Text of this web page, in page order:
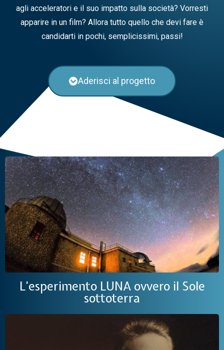
agli acceleratori e il suo impatto sulla società? Vorresti
apparire in un film? Allora tutto quello che devi fare è
candidarti in pochi, semplicissimi, passi!
Aderisci al progetto
L’esperimento LUNA ovvero il Sole
sottoterra